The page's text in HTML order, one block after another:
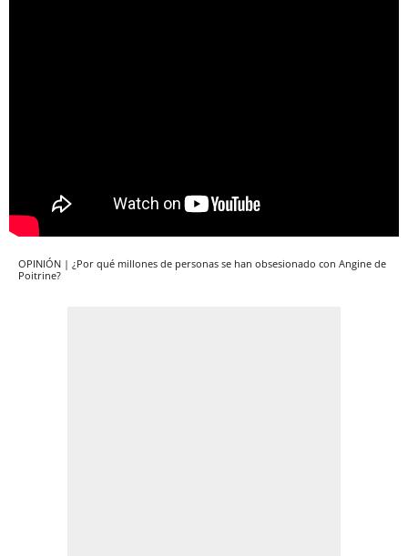
OPINIÓN | ¿Por qué millones de personas se han obsesionado con Angine de
Poitrine?